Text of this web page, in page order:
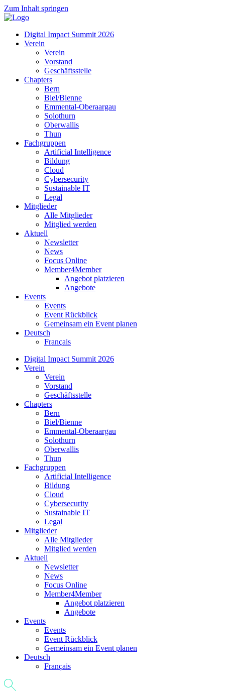
Zum Inhalt springen
Digital Impact Summit 2026
Verein
Verein
Vorstand
Geschäftsstelle
Chapters
Bern
Biel/Bienne
Emmental-Oberaargau
Solothurn
Oberwallis
Thun
Fachgruppen
Artificial Intelligence
Bildung
Cloud
Cybersecurity
Sustainable IT
Legal
Mitglieder
Alle Mitglieder
Mitglied werden
Aktuell
Newsletter
News
Focus Online
Member4Member
Angebot platzieren
Angebote
Events
Events
Event Rückblick
Gemeinsam ein Event planen
Deutsch
Français
Digital Impact Summit 2026
Verein
Verein
Vorstand
Geschäftsstelle
Chapters
Bern
Biel/Bienne
Emmental-Oberaargau
Solothurn
Oberwallis
Thun
Fachgruppen
Artificial Intelligence
Bildung
Cloud
Cybersecurity
Sustainable IT
Legal
Mitglieder
Alle Mitglieder
Mitglied werden
Aktuell
Newsletter
News
Focus Online
Member4Member
Angebot platzieren
Angebote
Events
Events
Event Rückblick
Gemeinsam ein Event planen
Deutsch
Français